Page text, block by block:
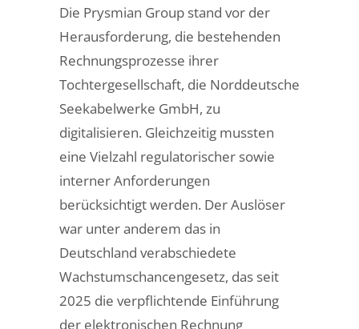
Die Prysmian Group stand vor der
Herausforderung, die bestehenden
Rechnungsprozesse ihrer
Tochtergesellschaft, die Norddeutsche
Seekabelwerke GmbH, zu
digitalisieren. Gleichzeitig mussten
eine Vielzahl regulatorischer sowie
interner Anforderungen
berücksichtigt werden. Der Auslöser
war unter anderem das in
Deutschland verabschiedete
Wachstumschancengesetz, das seit
2025 die verpflichtende Einführung
der elektronischen Rechnung